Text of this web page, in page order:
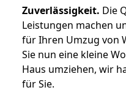
Zuverlässigkeit. Die
Leistungen machen
für Ihren Umzug von
Sie nun eine kleine
Haus umziehen, wir
für Sie.